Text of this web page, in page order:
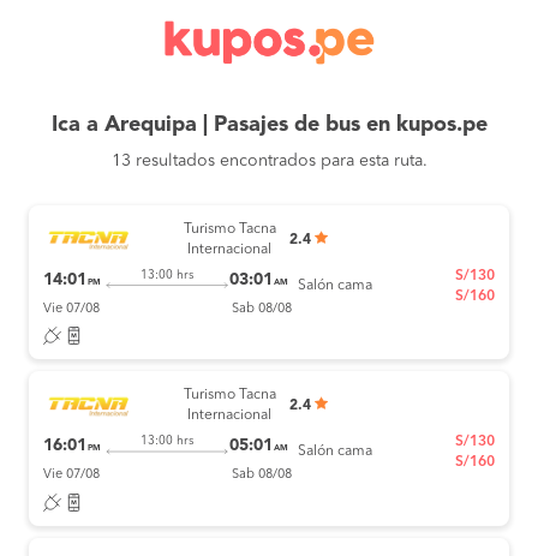
Ica a Arequipa | Pasajes de bus en kupos.pe
13 resultados encontrados para esta ruta.
Turismo Tacna
Internacional
2.4
14:01 PM
13:00 hrs 03:01 AM
Vie 07/08 Sab 08/08
Salón cama
S/130
S/160
Turismo Tacna
Internacional
2.4
16:01 PM
13:00 hrs 05:01 AM
Vie 07/08 Sab 08/08
Salón cama
S/130
S/160